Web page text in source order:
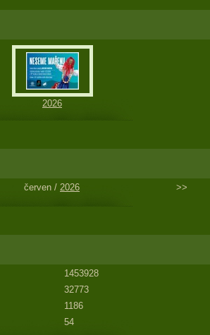
2026
červen / 2026 >>
54
1453928
32773
1186